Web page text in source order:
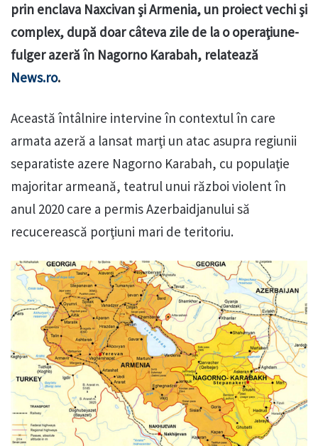
prin enclava Naxcivan şi Armenia, un proiect vechi şi
complex, după doar câteva zile de la o operaţiune-
fulger azeră în Nagorno Karabah, relatează
News.ro.
Această întâlnire intervine în contextul în care
armata azeră a lansat marţi un atac asupra regiunii
separatiste azere Nagorno Karabah, cu populaţie
majoritar armeană, teatrul unui război violent în
anul 2020 care a permis Azerbaidjanului să
recucerească porţiuni mari de teritoriu.